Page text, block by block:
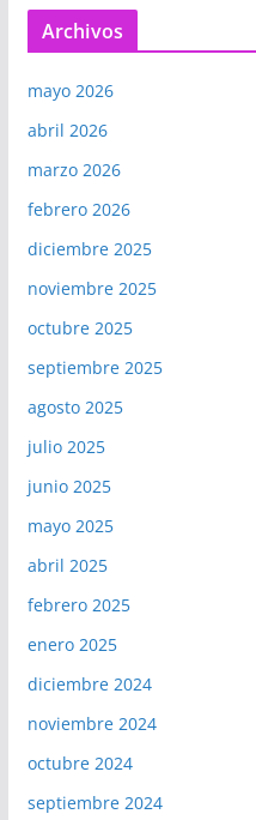
Archivos
mayo 2026
abril 2026
marzo 2026
febrero 2026
diciembre 2025
noviembre 2025
octubre 2025
septiembre 2025
agosto 2025
julio 2025
junio 2025
mayo 2025
abril 2025
febrero 2025
enero 2025
diciembre 2024
noviembre 2024
octubre 2024
septiembre 2024